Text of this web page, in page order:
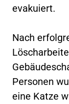
evakuiert.
Nach
Personen
eine Katze